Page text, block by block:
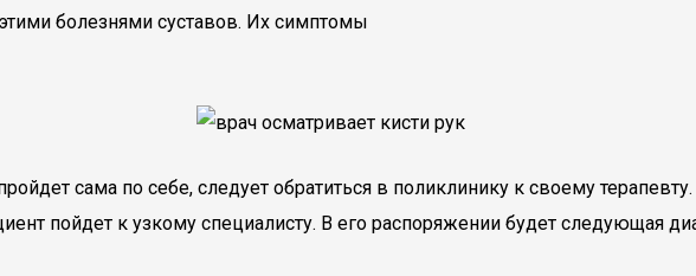
болезнями суставов. Их симптомы
сама по себе, следует обратиться в поликлинику к своему
пойдет к узкому специалисту. В его распоряжении будет следующая